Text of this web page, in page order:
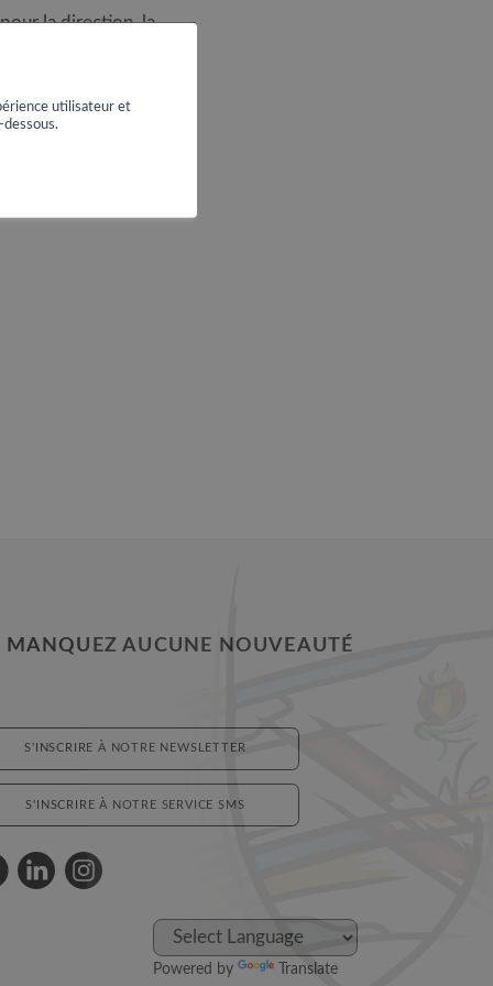
la direction, la
MANQUEZ AUCUNE NOUVEAUTÉ
S'INSCRIRE À NOTRE NEWSLETTER
S'INSCRIRE À NOTRE SERVICE SMS
Powered by Translate
utilisateur et